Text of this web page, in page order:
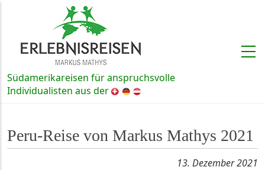
Direkt zum Inhalt
Südamerikareisen für anspruchsvolle
Individualisten aus derSchweiz, Deutschland und
Peru-Reise von Markus Mathys 2021
13. Dezember 2021